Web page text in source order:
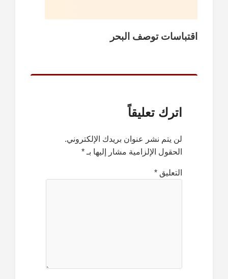
اقتباسات توصف البحر
اترك تعليقاً
لن يتم نشر عنوان بريدك الإلكتروني.
الحقول الإلزامية مشار إليها بـ *
التعليق *